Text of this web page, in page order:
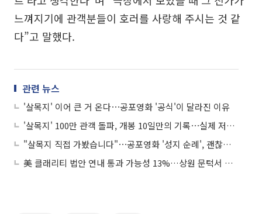
느껴지기에 관객분들이 호러를 사랑해 주시는 것 같
다”고 말했다.
관련 뉴스
'살목지' 이어 큰 거 온다⋯공포영화 '공식'이 달라진 이유
'살목지' 100만 관객 돌파, 개봉 10일만의 기록⋯실제 저수지에 몰린 인파
"살목지 직접 가봤습니다"⋯공포영화 '성지 순례', 괜찮을까?
美 클래리티 법안 연내 통과 가능성 13%…상원 문턱서 제동